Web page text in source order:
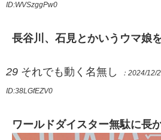
ID:WVSzggPw0
長谷川、石見とかいうウマ娘
29 それでも動く名無し ：2024/12/
ID:38LGfEZV0
ワールドダイスター無駄に長